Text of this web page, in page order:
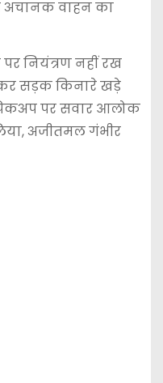
अचानक वाहन का
नियंत्रण नहीं रख
सड़क किनारे खड़े
पर सवार आलोक
अजीतमल गंभीर